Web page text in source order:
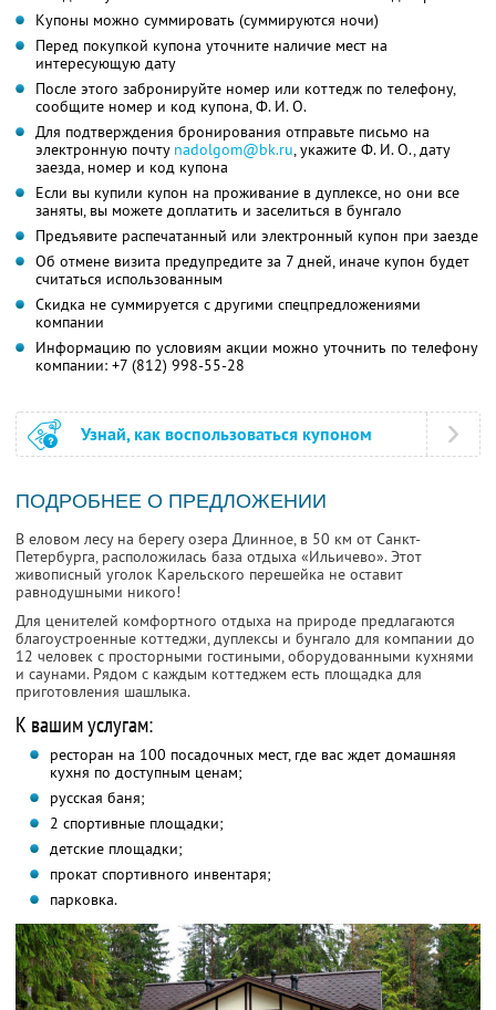
Купоны можно суммировать (суммируются ночи)
Перед покупкой купона уточните наличие мест на
интересующую дату
После этого забронируйте номер или коттедж по телефону,
сообщите номер и код купона,Ф. И. О.
Для подтверждения бронирования отправьте письмо на
электронную почту nadolgom@bk.ru,укажите Ф. И. О.,дату
заезда, номер и код купона
Если вы купили купон на проживание в дуплексе, но они все
заняты, вы можете доплатить и заселиться в бунгало
Предъявите распечатанный или электронный купон при заезде
Об отмене визита предупредите за 7 дней, иначе купон будет
считаться использованным
Скидка не суммируется с другими спецпредложениями
компании
Информацию по условиям акции можно уточнить по телефону
компании: +7 (812) 998-55-28
Узнай, как воспользоваться купоном
ПОДРОБНЕЕ О ПРЕДЛОЖЕНИИ
В еловом лесу на берегу озера Длинное, в 50 км от Санкт-
Петербурга, расположилась база отдыха «Ильичево». Этот
живописный уголок Карельского перешейка не оставит
равнодушными никого!
Для ценителей комфортного отдыха на природе предлагаются
благоустроенные коттеджи, дуплексы и бунгало для компании до
12 человек с просторными гостиными, оборудованными кухнями
и саунами. Рядом с каждым коттеджем есть площадка для
приготовления шашлыка.
К вашим услугам:
ресторан на 100 посадочных мест, где вас ждет домашняя
кухня по доступным ценам;
русская баня;
2 спортивные площадки;
детские площадки;
прокат спортивного инвентаря;
парковка.